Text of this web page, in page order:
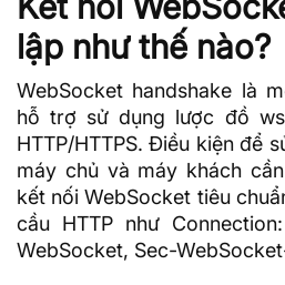
lập như thế nào?
WebSocket handshake là
hỗ trợ sử dụng lược đồ
HTTP/HTTPS. Điều kiện để
máy chủ và máy khách
kết nối WebSocket tiêu
cầu HTTP như
WebSocket, Sec-